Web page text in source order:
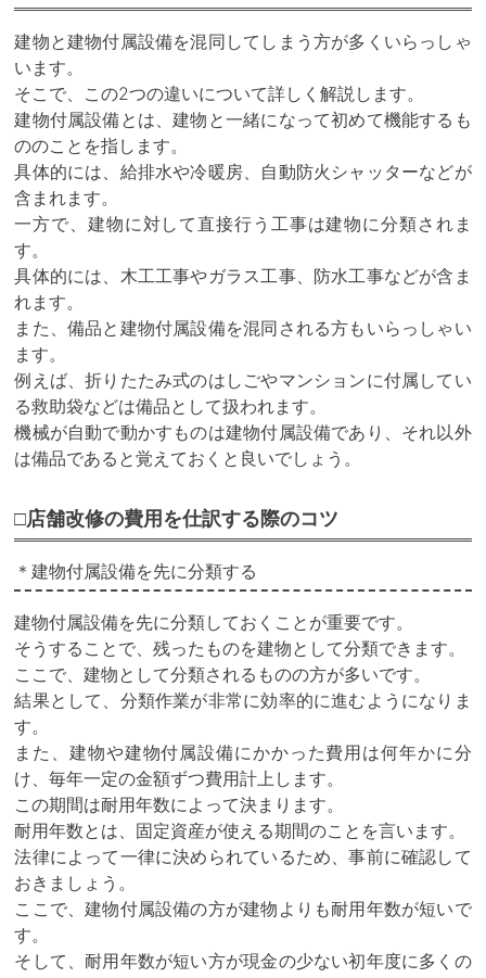
建物と建物付属設備を混同してしまう方が多くいらっしゃ
います。
そこで、この2つの違いについて詳しく解説します。
建物付属設備とは、建物と一緒になって初めて機能するも
ののことを指します。
具体的には、給排水や冷暖房、自動防火シャッターなどが
含まれます。
一方で、建物に対して直接行う工事は建物に分類されま
す。
具体的には、木工工事やガラス工事、防水工事などが含ま
れます。
また、備品と建物付属設備を混同される方もいらっしゃい
ます。
例えば、折りたたみ式のはしごやマンションに付属してい
る救助袋などは備品として扱われます。
機械が自動で動かすものは建物付属設備であり、それ以外
は備品であると覚えておくと良いでしょう。
□店舗改修の費用を仕訳する際のコツ
＊建物付属設備を先に分類する
建物付属設備を先に分類しておくことが重要です。
そうすることで、残ったものを建物として分類できます。
ここで、建物として分類されるものの方が多いです。
結果として、分類作業が非常に効率的に進むようになりま
す。
また、建物や建物付属設備にかかった費用は何年かに分
け、毎年一定の金額ずつ費用計上します。
この期間は耐用年数によって決まります。
耐用年数とは、固定資産が使える期間のことを言います。
法律によって一律に決められているため、事前に確認して
おきましょう。
ここで、建物付属設備の方が建物よりも耐用年数が短いで
す。
そして、耐用年数が短い方が現金の少ない初年度に多くの